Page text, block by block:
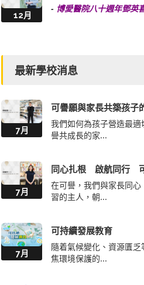
12月
- 博愛醫院八十週年鄧英
最新學校消息
7月
可譽願與家長共築孩子
我們如何為孩子營造最
譽共成長的家...
7月
同心扎根 啟航同行
在可譽，我們與家長同
習的主人，朝...
7月
可持續發展教育
隨着氣候變化、資源匱
焦環境保護的...